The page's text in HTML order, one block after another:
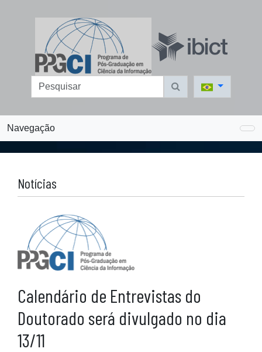
Navegação
Notícias
Calendário de Entrevistas do
Doutorado será divulgado no dia
13/11